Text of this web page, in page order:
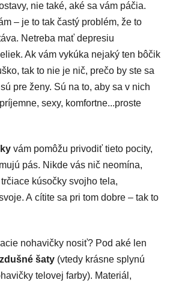
nie také, aké sa vám páčia.
– je to tak častý problém, že to
Netreba mať depresiu
Ak vám vykúka nejaký ten bôčik
tak to nie je nič, prečo by ste sa
pre ženy. Sú na to, aby sa v nich
sexy, komfortne...proste
vám pomôžu privodiť tieto pocity,
pás. Nikde vás nič neomína,
kúsočky svojho tela,
A cítite sa pri tom dobre – tak to
nohavičky nosiť? Pod aké len
šaty (vtedy krásne splynú
telovej farby). Materiál,